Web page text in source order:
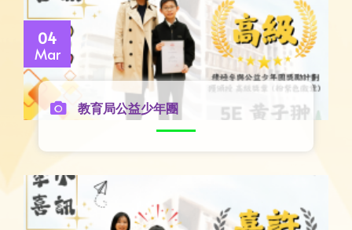
04
Mar
教育局公益少年團